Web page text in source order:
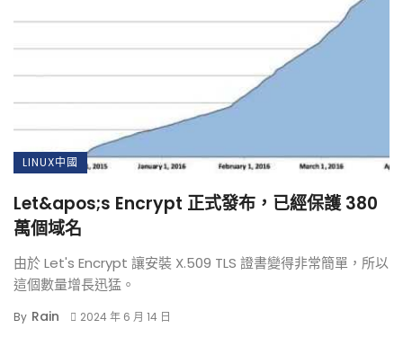
LINUX中國
Let&apos;s Encrypt 正式發布，已經保護 380
萬個域名
由於 Let's Encrypt 讓安裝 X.509 TLS 證書變得非常簡單，所以
這個數量增長迅猛。
By Rain 2024 年 6 月 14 日